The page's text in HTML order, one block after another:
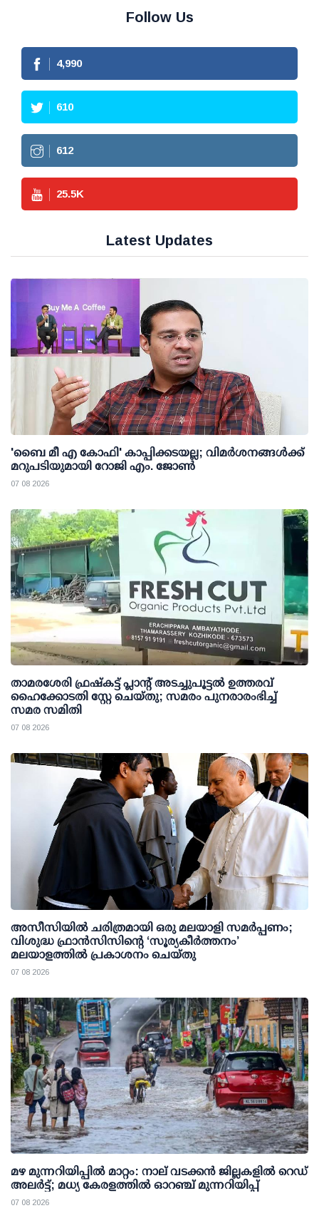
Follow Us
4,990
610
612
25.5K
Latest Updates
'ബൈ മീ എ കോഫി' കാപ്പിക്കടയല്ല; വിമര്‍ശനങ്ങള്‍ക്ക്
മറുപടിയുമായി റോജി എം. ജോണ്‍
07 08 2026
താമരശേരി ഫ്രഷ്കട്ട് പ്ലാന്റ് അടച്ചുപൂട്ടൽ ഉത്തരവ്
ഹൈക്കോടതി സ്റ്റേ ചെയ്തു; സമരം പുനരാരംഭിച്ച്
സമര സമിതി
07 08 2026
അസീസിയിൽ ചരിത്രമായി ഒരു മലയാളി സമർപ്പണം;
വിശുദ്ധ ഫ്രാൻസിസിന്റെ ‘സൂര്യകീർത്തനം’
മലയാളത്തിൽ പ്രകാശനം ചെയ്തു
07 08 2026
മഴ മുന്നറിയിപ്പില്‍ മാറ്റം: നാല് വടക്കന്‍ ജില്ലകളില്‍ റെഡ്
അലര്‍ട്ട്; മധ്യ കേരളത്തില്‍ ഓറഞ്ച് മുന്നറിയിപ്പ്
07 08 2026